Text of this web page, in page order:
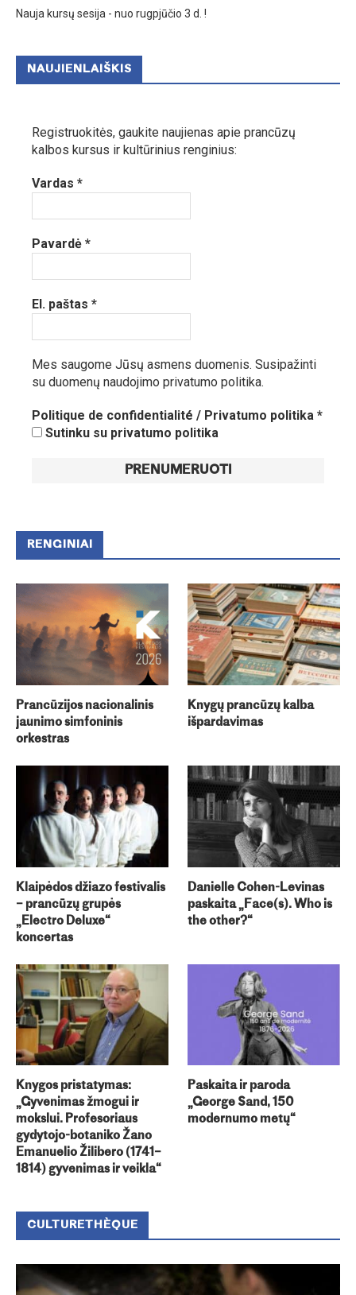
Nauja kursų sesija - nuo rugpjūčio 3 d. !
NAUJIENLAIŠKIS
Registruokitės, gaukite naujienas apie prancūzų
kalbos kursus ir kultūrinius renginius:
Vardas *
Pavardė *
El. paštas *
Mes saugome Jūsų asmens duomenis. Susipažinti
su duomenų naudojimo privatumo politika.
Politique de confidentialité / Privatumo politika *
Sutinku su privatumo politika
RENGINIAI
Prancūzijos nacionalinis
jaunimo simfoninis
orkestras
Knygų prancūzų kalba
išpardavimas
Klaipėdos džiazo festivalis
– prancūzų grupės
„Electro Deluxe“
koncertas
Danielle Cohen-Levinas
paskaita „Face(s). Who is
the other?“
Knygos pristatymas:
„Gyvenimas žmogui ir
mokslui. Profesoriaus
gydytojo-botaniko Žano
Emanuelio Žilibero (1741–
1814) gyvenimas ir veikla“
Paskaita ir paroda
„George Sand, 150
modernumo metų“
CULTURETHÈQUE